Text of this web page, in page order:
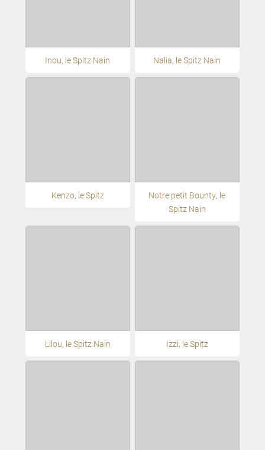
Inou, le Spitz Nain Nalia, le Spitz Nain
Kenzo, le Spitz
Notre petit Bounty, le
Spitz Nain
Lilou, le Spitz Nain Izzi, le Spitz